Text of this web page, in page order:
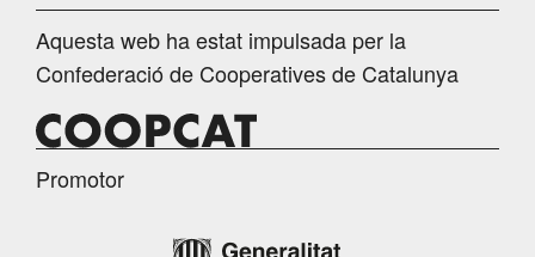
Aquesta web ha estat impulsada per la
Confederació de Cooperatives de Catalunya
Promotor